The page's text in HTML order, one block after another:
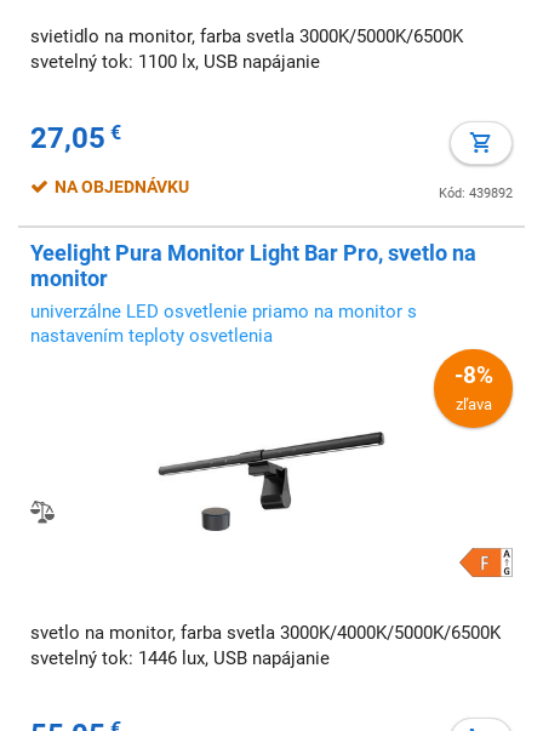
svietidlo na monitor, farba svetla 3000K/5000K/6500K
svetelný tok: 1100 lx, USB napájanie
27,05 €
Kód: 439892
NA OBJEDNÁVKU
Yeelight Pura Monitor Light Bar Pro, svetlo na
monitor
univerzálne LED osvetlenie priamo na monitor s
nastavením teploty osvetlenia
-8%
zľava
svetlo na monitor, farba svetla 3000K/4000K/5000K/6500K
svetelný tok: 1446 lux, USB napájanie